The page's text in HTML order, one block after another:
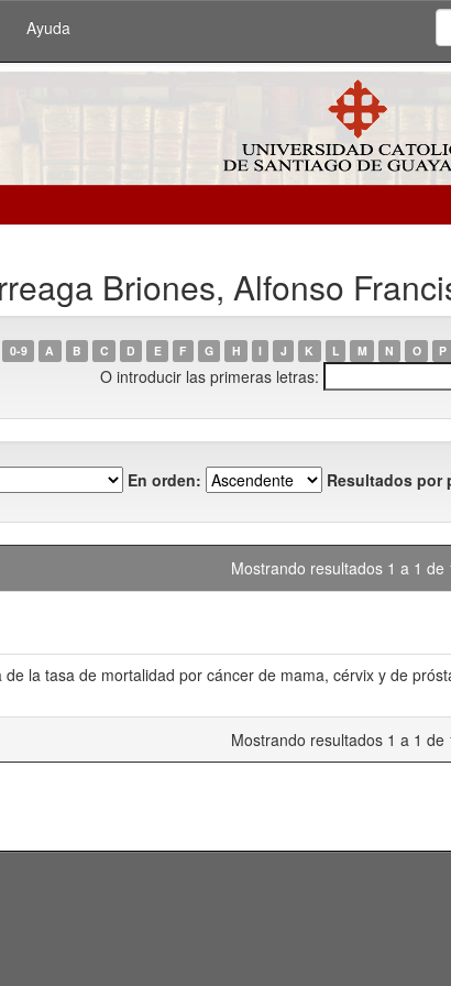
Ayuda
Briones, Alfonso
0-9 A B C D E F G H I J K L M N O P
O introducir las primeras letras:
En orden: Resultados por
Mostrando resultados 1 a 1 de
de la tasa de mortalidad por cáncer de mama, cérvix y de
Mostrando resultados 1 a 1 de